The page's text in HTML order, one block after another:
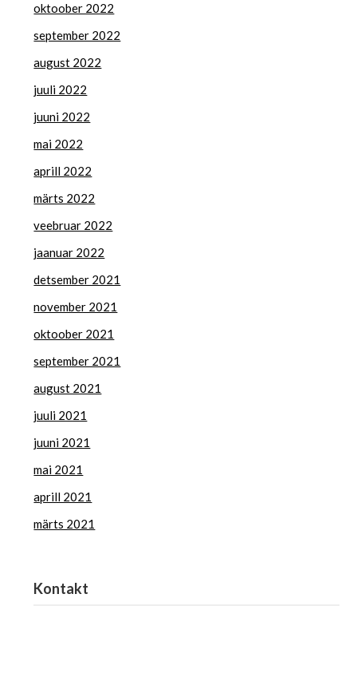
oktoober 2022
september 2022
august 2022
juuli 2022
juuni 2022
mai 2022
aprill 2022
märts 2022
veebruar 2022
jaanuar 2022
detsember 2021
november 2021
oktoober 2021
september 2021
august 2021
juuli 2021
juuni 2021
mai 2021
aprill 2021
märts 2021
Kontakt